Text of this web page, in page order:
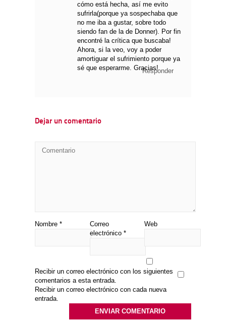
cómo está hecha, así me evito
sufrirla(porque ya sospechaba que
no me iba a gustar, sobre todo
siendo fan de la de Donner). Por fin
encontré la crítica que buscaba!
Ahora, si la veo, voy a poder
amortiguar el sufrimiento porque ya
sé que esperarme. Gracias!Responder
Dejar un comentario
Nombre *
Correo
electrónico *
Web
Recibir un correo electrónico con los siguientes
comentarios a esta entrada.
Recibir un correo electrónico con cada nueva
entrada.